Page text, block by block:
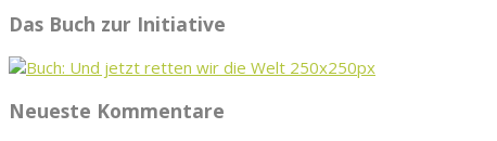
Das Buch zur Initiative
Neueste Kommentare